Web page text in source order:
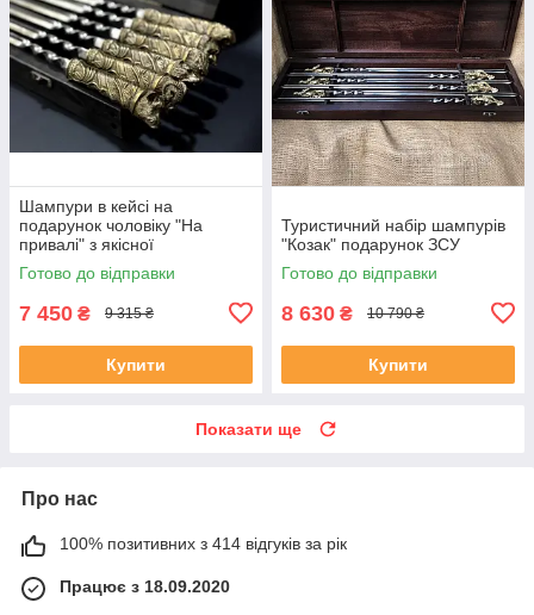
Шампури в кейсі на
подарунок чоловіку "На
привалі" з якісної
нержавіючої сталі
Готово до відправки
7 450 ₴ 9 315 ₴
Купити
Туристичний набір шампурів
"Козак" подарунок ЗСУ
Готово до відправки
8 630 ₴ 10 790 ₴
Купити
Показати ще
Про нас
100% позитивних з 414 відгуків за рік
Працює з 18.09.2020